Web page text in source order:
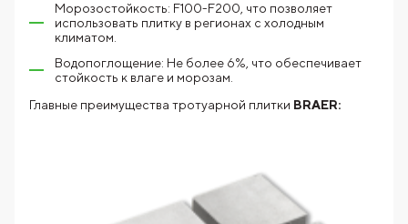
Морозостойкость: F100-F200, что позволяет
использовать плитку в регионах с холодным
климатом.
Водопоглощение: Не более 6%, что обеспечивает
стойкость к влаге и морозам.
Главные преимущества тротуарной плитки BRAER: